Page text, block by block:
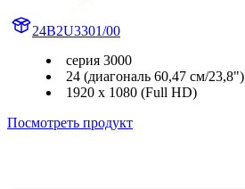
24B2U3301/00
серия 3000
24 (диагональ 60,47 см/23,8")
1920 x 1080 (Full HD)
Посмотреть продукт